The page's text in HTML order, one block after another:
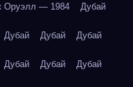
Оруэлл — 1984 Дубай
Дубай Дубай Дубай
Дубай Дубай Дубай